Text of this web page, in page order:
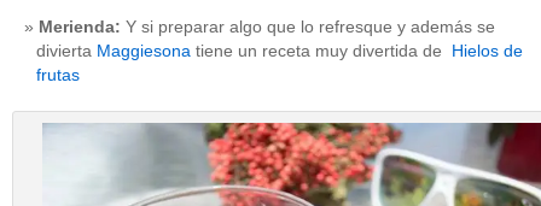
Merienda: Y si preparar algo que lo refresque y además se
divierta Maggiesona tiene un receta muy divertida de Hielos de
frutas